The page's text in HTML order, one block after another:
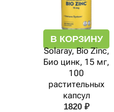
В КОРЗИНУ
Solaray, Bio Zinc,
Био цинк, 15 мг,
100
растительных
капсул
1820 ₽